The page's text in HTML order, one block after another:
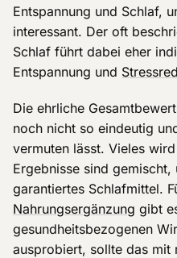
Entspannung und Schlaf,
interessant. Der oft
Schlaf führt dabei eher
Entspannung und
Die ehrliche
noch nicht so eindeutig
vermuten lässt. Vieles
Ergebnisse sind gemischt,
garantiertes Schlafmittel.
Nahrungsergänzung gibt
gesundheitsbezogenen
ausprobiert, sollte das mit